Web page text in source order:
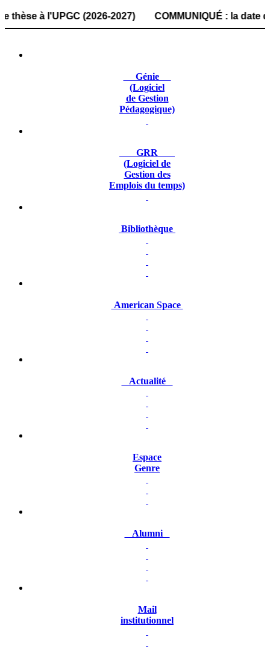
à l'UPGC (2026-2027) COMMUNIQUÉ : la date
Génie
(Logiciel
de Gestion
Pédagogique)
GRR
(Logiciel de
Gestion des
Emplois du temps)
Bibliothèque
American Space
Actualité
Espace
Genre
Alumni
Mail
institutionnel